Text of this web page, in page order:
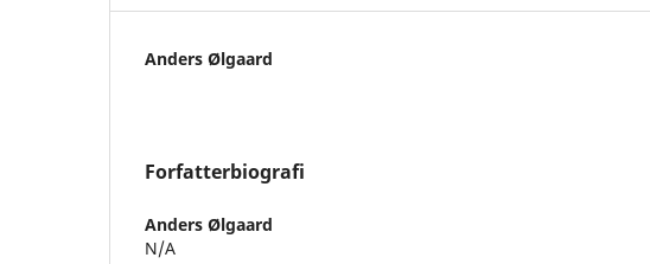
Anders Ølgaard
Forfatterbiografi
Anders Ølgaard
N/A